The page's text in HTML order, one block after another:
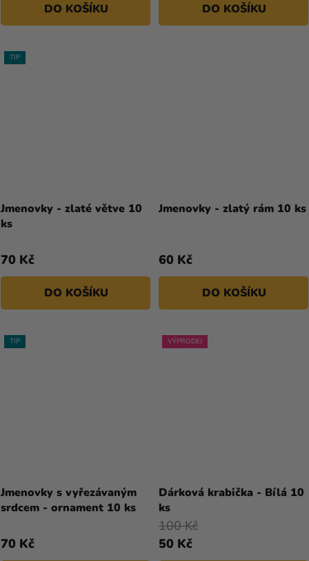
DO KOŠÍKU DO KOŠÍKU
TIP
Jmenovky - zlaté větve 10
ks
70 Kč
DO KOŠÍKU
Jmenovky - zlatý rám 10 ks
60 Kč
DO KOŠÍKU
TIP
Jmenovky s vyřezávaným
srdcem - ornament 10 ks
70 Kč
VÝPRODEJ
Dárková krabička - Bílá 10
ks
50 Kč
100 Kč